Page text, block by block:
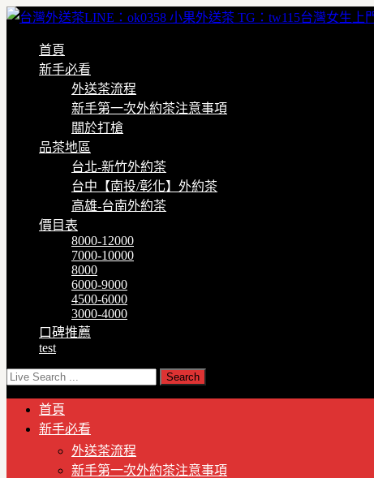
首頁
新手必看
外送茶流程
新手第一次外約茶注意事項
關於打槍
品茶地區
台北-新竹外約茶
台中【南投/彰化】外約茶
高雄-台南外約茶
價目表
8000-12000
7000-10000
8000
6000-9000
4500-6000
3000-4000
口碑推薦
test
首頁
新手必看
外送茶流程
新手第一次外約茶注意事項